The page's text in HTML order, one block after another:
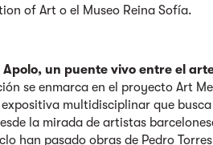
of Art o el Museo Reina Sofía.
Apolo, un puente vivo entre el
se enmarca en el proyecto Art
multidisciplinar que
la mirada de artistas
han pasado obras de Pedro